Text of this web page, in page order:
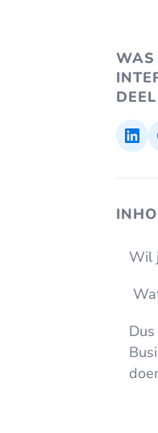
WAS
Wil